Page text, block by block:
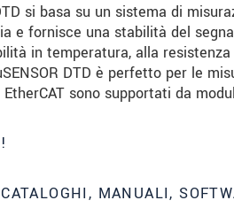
si basa su un sistema di
e fornisce una stabilità del
in temperatura, alla
DTD è perfetto per le
EtherCAT sono supportati da
MANUALI,
confidentially. Please read ourdata